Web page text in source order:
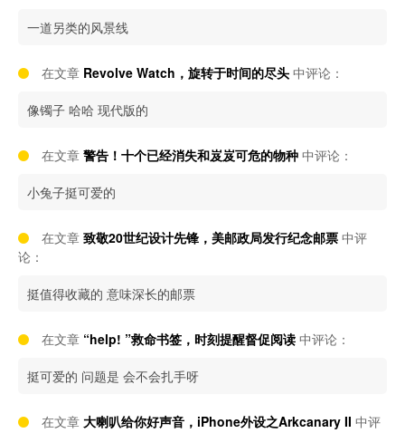
一道另类的风景线
在文章 Revolve Watch，旋转于时间的尽头 中评论：
像镯子 哈哈 现代版的
在文章 警告！十个已经消失和岌岌可危的物种 中评论：
小兔子挺可爱的
在文章 致敬20世纪设计先锋，美邮政局发行纪念邮票 中评
论：
挺值得收藏的 意味深长的邮票
在文章 “help! ”救命书签，时刻提醒督促阅读 中评论：
挺可爱的 问题是 会不会扎手呀
在文章 大喇叭给你好声音，iPhone外设之Arkcanary II 中评